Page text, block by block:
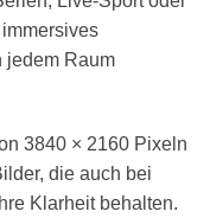
jedem Raum
3840 × 2160 Pixeln
die auch bei
Klarheit behalten.